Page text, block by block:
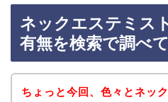
ネックエステミス
有無を検索で調べ
ちょっと今回、色々とネッ